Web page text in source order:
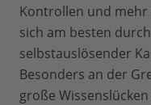
Kontrollen und mehr
sich am besten
selbstauslösender
Besonders an der
große